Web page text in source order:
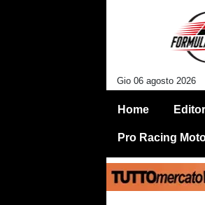
Gio 06 agosto 2026
Home
Pro Racing